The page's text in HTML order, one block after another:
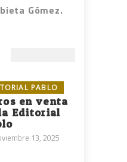
Gómez.
PABLO
en venta
Editorial
13, 2025